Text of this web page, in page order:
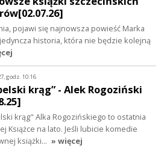
pojawi się najnowsza powieść Marka
historia, która nie będzie kolejną
godz. 10:16
krąg” - Alek Rogoziński
krąg" Alka Rogozińskiego to ostatnia
Książce na lato. Jeśli lubicie komedie
książki… » więcej